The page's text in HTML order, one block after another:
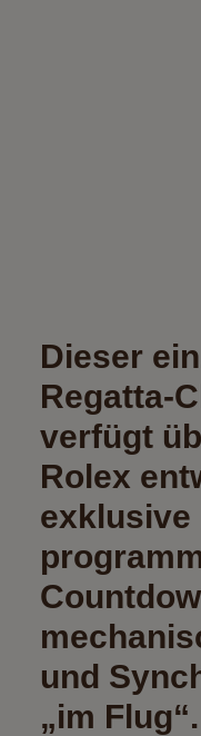
Dieser
Regatta-
verfügt
Rolex
exklusive
und
„im Flug“.